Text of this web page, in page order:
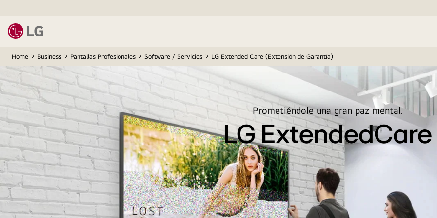
Home Business Pantallas Profesionales Software / Servicios LG Extended Care (Extensión de Garantía)
Prometiéndole una gran paz mental.
LG ExtendedCare